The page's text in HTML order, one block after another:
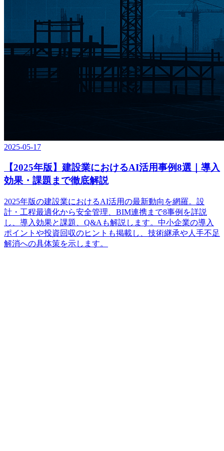
2025-05-17
【2025年版】建設業におけるAI活用事例8選｜導入
効果・課題まで徹底解説
2025年版の建設業におけるAI活用の最新動向を網羅。設
計・工程最適化から安全管理、BIM連携まで8事例を詳説
し、導入効果と課題、Q&Aも解説します。中小企業の導入
ポイントや投資回収のヒントも掲載し、技術継承や人手不足
解消への具体策を示します。